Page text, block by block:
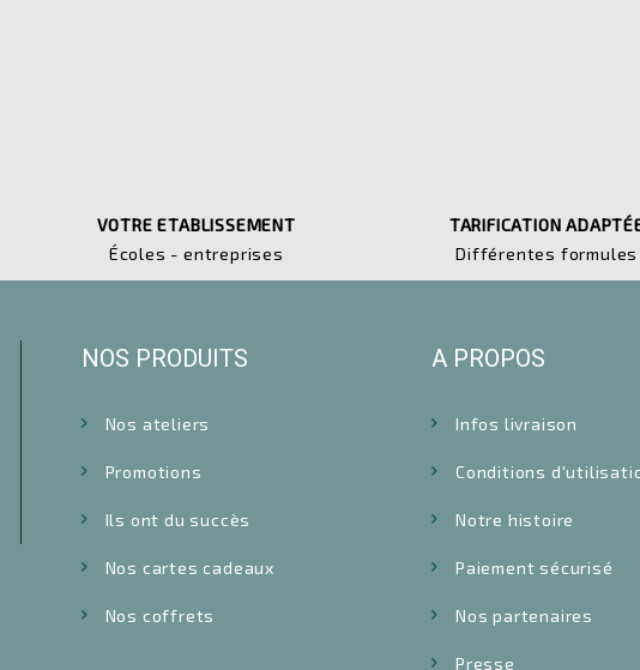
VOTRE ETABLISSEMENT
Écoles - entreprises
TARIFICATION
Différentes formules
NOS PRODUITS
Nos ateliers
Promotions
Ils ont du succès
Nos cartes cadeaux
Nos coffrets
A PROPOS
Infos livraison
Conditions
Notre histoire
Paiement sécurisé
Nos partenaires
Presse